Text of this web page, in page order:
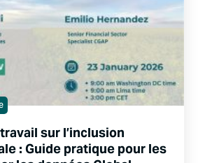
sur l’inclusion
: Guide pratique pour les